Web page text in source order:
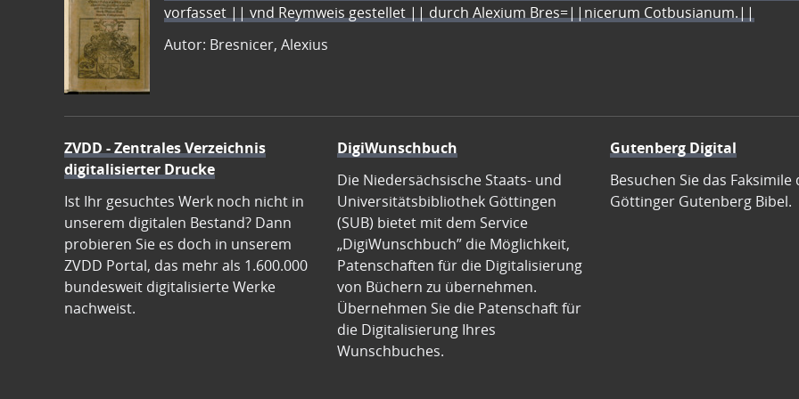
vorfasset || vnd Reymweis gestellet || durch Alexium Bres=||nicerum Cotbusianum.||
Autor: Bresnicer, Alexius
ZVDD - Zentrales Verzeichnis
digitalisierter Drucke
Ist Ihr gesuchtes Werk noch nicht in
unserem digitalen Bestand? Dann
probieren Sie es doch in unserem
ZVDD Portal, das mehr als 1.600.000
bundesweit digitalisierte Werke
nachweist.
DigiWunschbuch
Die Niedersächsische Staats- und
Universitätsbibliothek Göttingen
(SUB) bietet mit dem Service
„DigiWunschbuch” die Möglichkeit,
Patenschaften für die Digitalisierung
von Büchern zu übernehmen.
Übernehmen Sie die Patenschaft für
die Digitalisierung Ihres
Wunschbuches.
Gutenberg Digital
Besuchen Sie das Faksimile
Göttinger Gutenberg Bibel.